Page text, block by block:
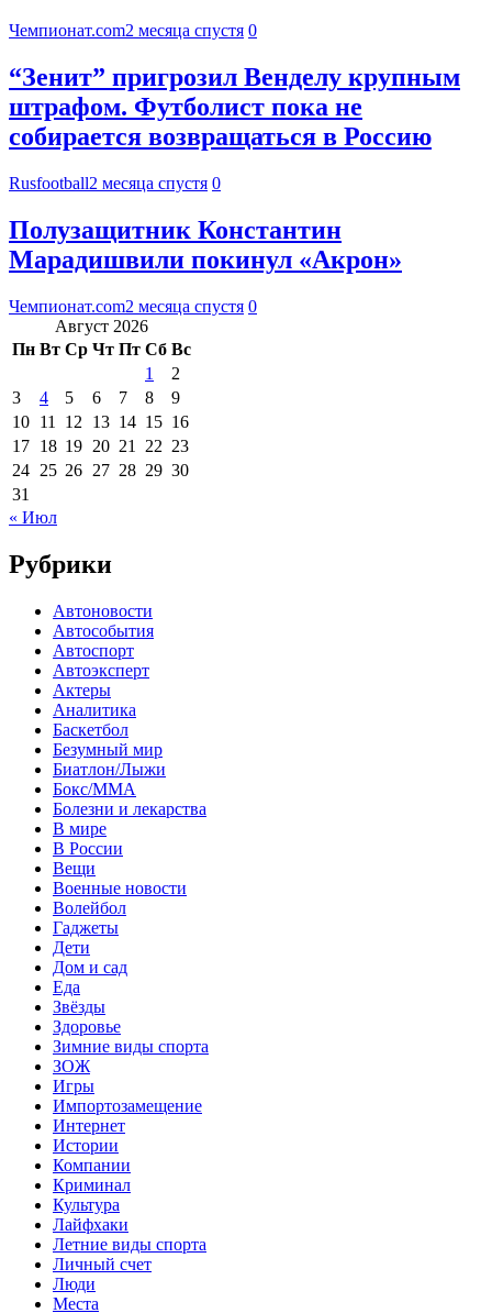
Чемпионат.com2 месяца спустя 0
“Зенит” пригрозил Венделу крупным
штрафом. Футболист пока не
собирается возвращаться в Россию
Rusfootball2 месяца спустя 0
Полузащитник Константин
Марадишвили покинул «Акрон»
Чемпионат.com2 месяца спустя 0
Август 2026
Пн Вт Ср Чт Пт Сб Вс
1
2
3
4 5 6 7 8
9
10 11 12 13 14 15 16
17 18 19 20 21 22 23
24 25 26 27 28 29 30
31
« Июл
Рубрики
Автоновости
Автособытия
Автоспорт
Автоэксперт
Актеры
Аналитика
Баскетбол
Безумный мир
Биатлон/Лыжи
Бокс/MMA
Болезни и лекарства
В мире
В России
Вещи
Военные новости
Волейбол
Гаджеты
Дети
Дом и сад
Еда
Звёзды
Здоровье
Зимние виды спорта
ЗОЖ
Игры
Импортозамещение
Интернет
Истории
Компании
Криминал
Культура
Лайфхаки
Летние виды спорта
Личный счет
Люди
Места